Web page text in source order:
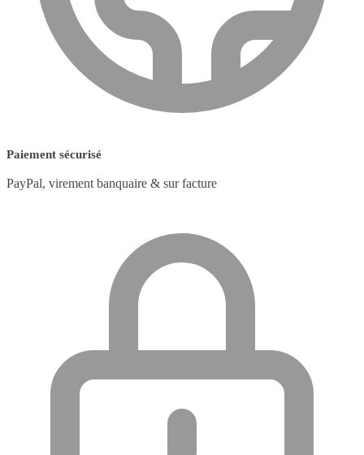
Paiement sécurisé
PayPal, virement banquaire & sur facture